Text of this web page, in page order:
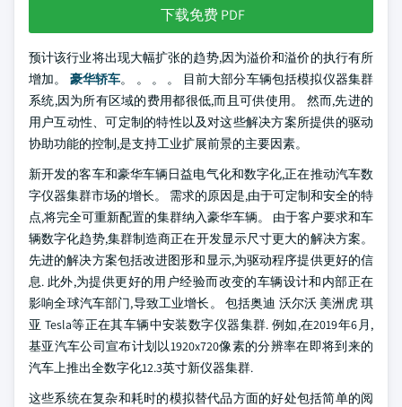
下载免费 PDF
预计该行业将出现大幅扩张的趋势,因为溢价和溢价的执行有所
增加。 豪华轿车。 。 。 。 目前大部分车辆包括模拟仪器集群
系统,因为所有区域的费用都很低,而且可供使用。 然而,先进的
用户互动性、可定制的特性以及对这些解决方案所提供的驱动
协助功能的控制,是支持工业扩展前景的主要因素。
新开发的客车和豪华车辆日益电气化和数字化,正在推动汽车数
字仪器集群市场的增长。 需求的原因是,由于可定制和安全的特
点,将完全可重新配置的集群纳入豪华车辆。 由于客户要求和车
辆数字化趋势,集群制造商正在开发显示尺寸更大的解决方案。
先进的解决方案包括改进图形和显示,为驱动程序提供更好的信
息. 此外,为提供更好的用户经验而改变的车辆设计和内部正在
影响全球汽车部门,导致工业增长。 包括奥迪 沃尔沃 美洲虎 琪
亚 Tesla等正在其车辆中安装数字仪器集群. 例如,在2019年6月,
基亚汽车公司宣布计划以1920x720像素的分辨率在即将到来的
汽车上推出全数字化12.3英寸新仪器集群.
这些系统在复杂和耗时的模拟替代品方面的好处包括简单的阅